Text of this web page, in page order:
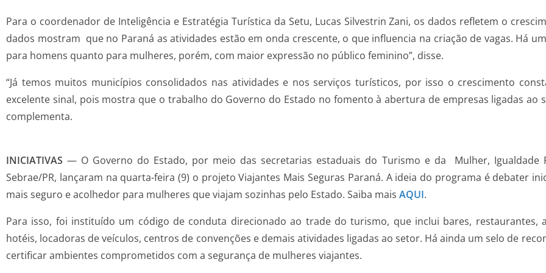
Para o coordenador de Inteligência e Estratégia Turística da Setu, Lucas Silvestrin Zani, os dados refletem o
dados mostram que no Paraná as atividades estão em onda crescente, o que influencia na criação de vagas. Há
para homens quanto para mulheres, porém, com maior expressão no público feminino”, disse.
“Já temos muitos municípios consolidados nas atividades e nos serviços turísticos, por isso o crescimento
excelente sinal, pois mostra que o trabalho do Governo do Estado no fomento à abertura de empresas ligadas ao
complementa.
INICIATIVAS— O Governo do Estado, por meio das secretarias estaduais do Turismo e da Mulher, Igualdade
Sebrae/PR, lançaram na quarta-feira (9) o projeto Viajantes Mais Seguras Paraná. A ideia do programa é debater
mais seguro e acolhedor para mulheres que viajam sozinhas pelo Estado. Saiba mais AQUI.
Para isso, foi instituído um código de conduta direcionado ao trade do turismo, que inclui bares, restaurantes,
hotéis, locadoras de veículos, centros de convenções e demais atividades ligadas ao setor. Há ainda um selo de
certificar ambientes comprometidos com a segurança de mulheres viajantes.